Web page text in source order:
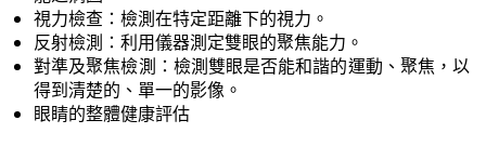
視力檢查：檢測在特定距離下的視力。
反射檢測：利用儀器測定雙眼的聚焦能力。
對準及聚焦檢測：檢測雙眼是否能和諧的運動、聚焦，以
得到清楚的、單一的影像。
眼睛的整體健康評估